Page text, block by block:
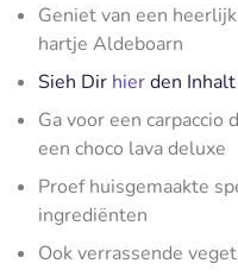
Geniet van een
hartje Aldeboarn
Sieh Dir hierden
Ga voor een
een choco lava deluxe
Proef huisgemaakte
ingrediënten
Ook verrassende